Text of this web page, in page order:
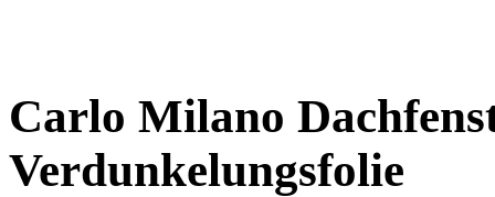
Carlo Milano
Verdunkelungsfolie